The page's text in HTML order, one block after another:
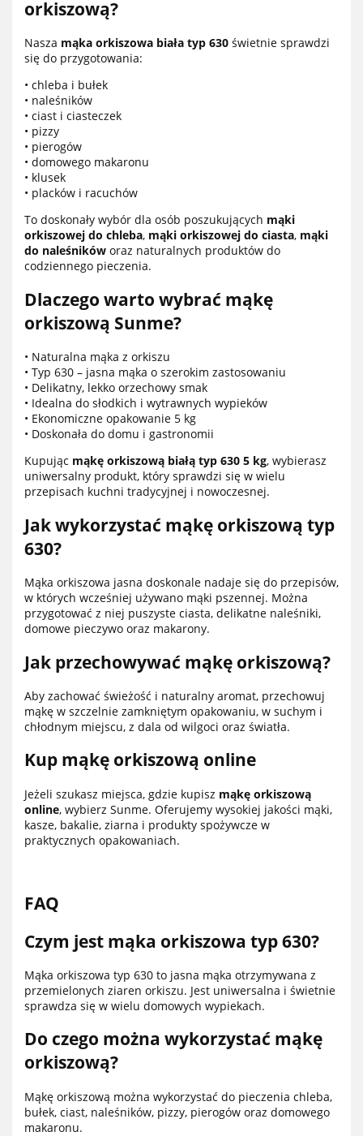
orkiszową?
Nasza mąka orkiszowa biała typ 630 świetnie sprawdzi
się do przygotowania:
• chleba i bułek
• naleśników
• ciast i ciasteczek
• pizzy
• pierogów
• domowego makaronu
• klusek
• placków i racuchów
To doskonały wybór dla osób poszukujących mąki
orkiszowej do chleba, mąki orkiszowej do ciasta, mąki
do naleśników oraz naturalnych produktów do
codziennego pieczenia.
Dlaczego warto wybrać mąkę
orkiszową Sunme?
• Naturalna mąka z orkiszu
• Typ 630 – jasna mąka o szerokim zastosowaniu
• Delikatny, lekko orzechowy smak
• Idealna do słodkich i wytrawnych wypieków
• Ekonomiczne opakowanie 5 kg
• Doskonała do domu i gastronomii
Kupując mąkę orkiszową białą typ 630 5 kg, wybierasz
uniwersalny produkt, który sprawdzi się w wielu
przepisach kuchni tradycyjnej i nowoczesnej.
Jak wykorzystać mąkę orkiszową typ
630?
Mąka orkiszowa jasna doskonale nadaje się do przepisów,
w których wcześniej używano mąki pszennej. Można
przygotować z niej puszyste ciasta, delikatne naleśniki,
domowe pieczywo oraz makarony.
Jak przechowywać mąkę orkiszową?
Aby zachować świeżość i naturalny aromat, przechowuj
mąkę w szczelnie zamkniętym opakowaniu, w suchym i
chłodnym miejscu, z dala od wilgoci oraz światła.
Kup mąkę orkiszową online
Jeżeli szukasz miejsca, gdzie kupisz mąkę orkiszową
online, wybierz Sunme. Oferujemy wysokiej jakości mąki,
kasze, bakalie, ziarna i produkty spożywcze w
praktycznych opakowaniach.
FAQ
Czym jest mąka orkiszowa typ 630?
Mąka orkiszowa typ 630 to jasna mąka otrzymywana z
przemielonych ziaren orkiszu. Jest uniwersalna i świetnie
sprawdza się w wielu domowych wypiekach.
Do czego można wykorzystać mąkę
orkiszową?
Mąkę orkiszową można wykorzystać do pieczenia chleba,
bułek, ciast, naleśników, pizzy, pierogów oraz domowego
makaronu.